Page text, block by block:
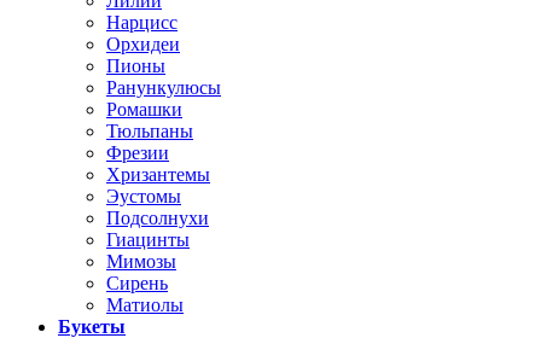
Нарцисс
Орхидеи
Пионы
Ранункулюсы
Ромашки
Тюльпаны
Фрезии
Хризантемы
Эустомы
Подсолнухи
Гиацинты
Мимозы
Сирень
Матиолы
Букеты